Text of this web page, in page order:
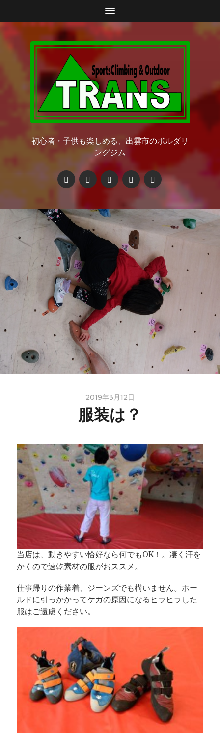
初心者・子供も楽しめる、出雲市のボルダリ
ングジム
2019年3月12日
服装は？
当店は、動きやすい恰好なら何でもOK！。凄く汗を
かくので速乾素材の服がおススメ。
仕事帰りの作業着、ジーンズでも構いません。ホー
ルドに引っかかってケガの原因になるヒラヒラした
服はご遠慮ください。